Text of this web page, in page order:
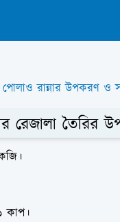
রান্নার উপকরণ ও
রেজালা তৈরির
কাপ।